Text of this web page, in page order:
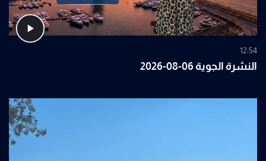
12:54
النشرة الجوية 06-08-2026